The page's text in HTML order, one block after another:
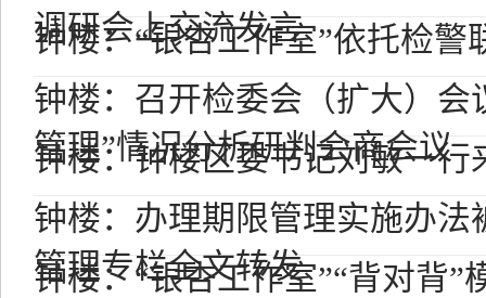
调研会上交流发言
钟楼：“银杏工作室”依托检警
钟楼：召开检委会（扩大）会
管理”情况分析研判会商会议
钟楼：钟楼区委书记刘敏一行
钟楼：办理期限管理实施办法
管理专栏全文转发
钟楼：“银杏工作室”“背对背”